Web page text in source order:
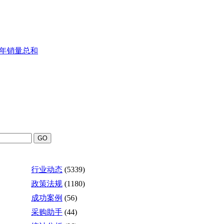
销量总和
行业动态 (5339)
政策法规 (1180)
成功案例 (56)
采购助手 (44)